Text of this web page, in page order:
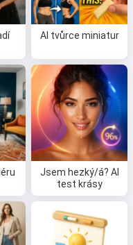
AI tvůrce miniatur
Jsem hezký/á? AI
test krásy